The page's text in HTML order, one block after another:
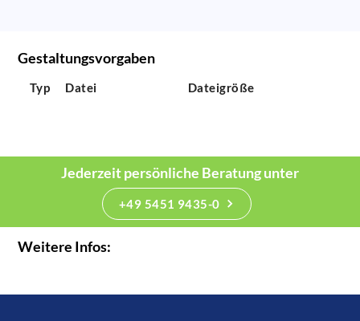
Gestaltungsvorgaben
Typ Datei Dateigröße
Jederzeit persönliche Beratung unter
+49 5451 9435-0
Weitere Infos: